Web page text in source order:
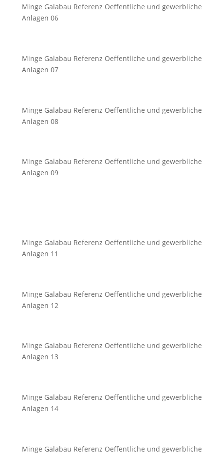
Minge Galabau Referenz Oeffentliche und gewerbliche
Anlagen 06
Minge Galabau Referenz Oeffentliche und gewerbliche
Anlagen 07
Minge Galabau Referenz Oeffentliche und gewerbliche
Anlagen 08
Minge Galabau Referenz Oeffentliche und gewerbliche
Anlagen 09
Minge Galabau Referenz Oeffentliche und gewerbliche
Anlagen 11
Minge Galabau Referenz Oeffentliche und gewerbliche
Anlagen 12
Minge Galabau Referenz Oeffentliche und gewerbliche
Anlagen 13
Minge Galabau Referenz Oeffentliche und gewerbliche
Anlagen 14
Minge Galabau Referenz Oeffentliche und gewerbliche